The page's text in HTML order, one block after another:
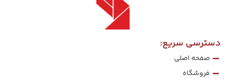
دسترسی سریع:
صفحه اصلی
فروشگاه